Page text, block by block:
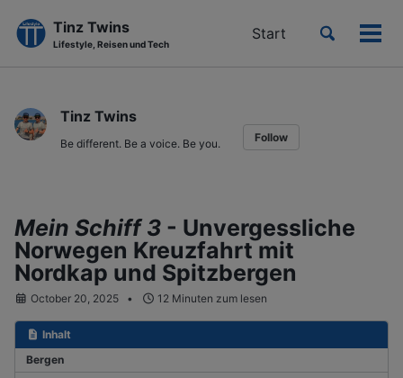
primary
navigation
content
footer
Tinz Twins
Lifestyle, Reisen und Tech
Start
Toggle
Tinz Twins
Be different. Be a voice. Be you. Follow
Mein Schiff 3 - Unvergessliche
Norwegen Kreuzfahrt mit
Nordkap und Spitzbergen
October 20, 2025 12 Minuten zum lesen
Inhalt
Bergen